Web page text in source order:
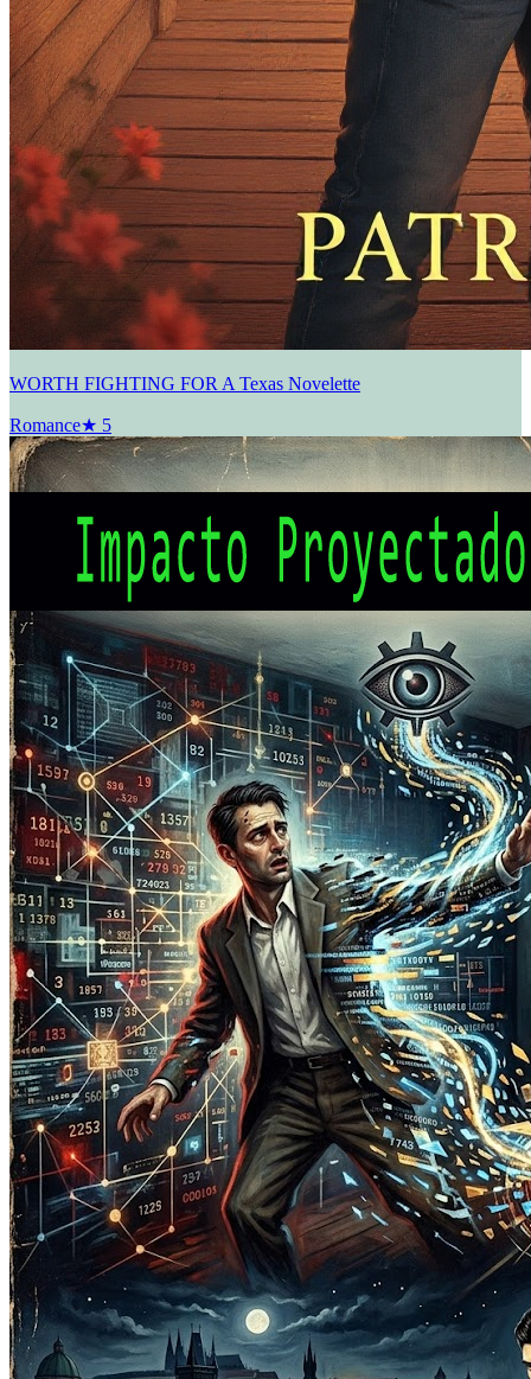
WORTH FIGHTING FOR A Texas Novelette
Romance★ 5